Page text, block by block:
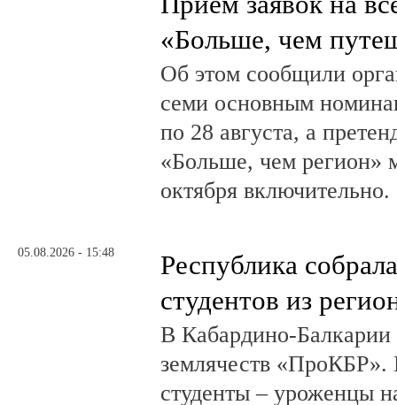
«Больше, чем
Об этом сообщили
семи основным
по 28 августа, а
«Больше, чем регион»
октября включительно.
05.08.2026 - 15:48
Республика
студентов из
В Кабардино-
землячеств «ПроКБР».
студенты – уроженцы